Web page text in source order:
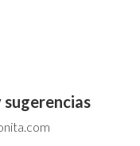
sugerencias